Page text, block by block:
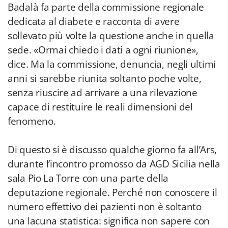
Badalà fa parte della commissione regionale
dedicata al diabete e racconta di avere
sollevato più volte la questione anche in quella
sede. «Ormai chiedo i dati a ogni riunione»,
dice. Ma la commissione, denuncia, negli ultimi
anni si sarebbe riunita soltanto poche volte,
senza riuscire ad arrivare a una rilevazione
capace di restituire le reali dimensioni del
fenomeno.
Di questo si è discusso qualche giorno fa all’Ars,
durante l’incontro promosso da AGD Sicilia nella
sala Pio La Torre con una parte della
deputazione regionale. Perché non conoscere il
numero effettivo dei pazienti non è soltanto
una lacuna statistica: significa non sapere con